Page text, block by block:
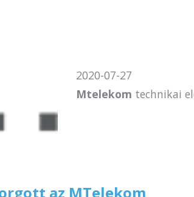
2020-07-27
Mtelekom technikai
az MTelekom